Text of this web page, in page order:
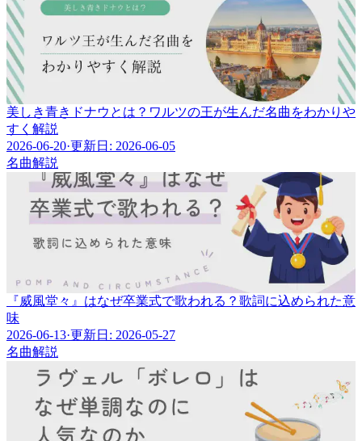
美しき青きドナウとは？ワルツの王が生んだ名曲をわかりや
すく解説
2026-06-20·更新日: 2026-06-05
名曲解説
『威風堂々』はなぜ卒業式で歌われる？歌詞に込められた意
味
2026-06-13·更新日: 2026-05-27
名曲解説